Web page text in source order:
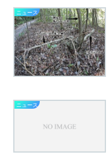
ニュース
ニュース